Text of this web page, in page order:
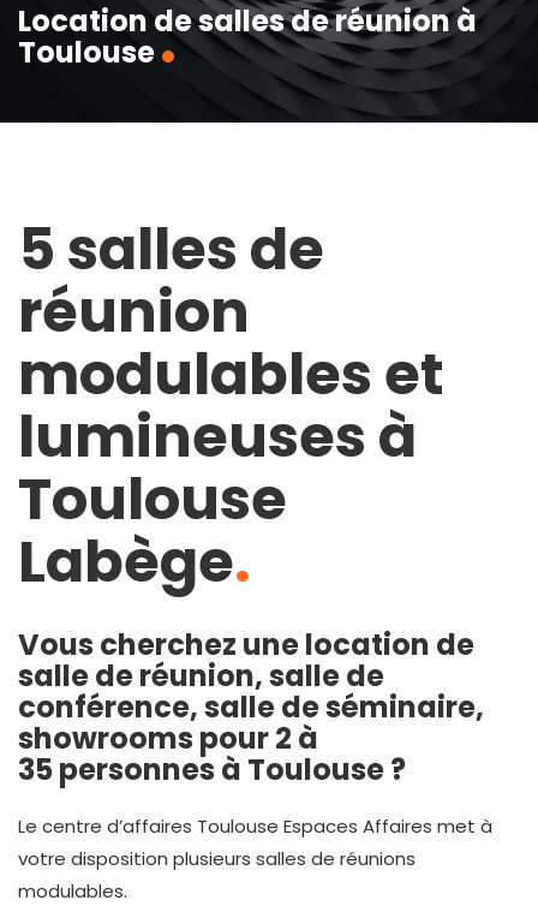
Location de salles de réunion à
Toulouse
5 salles de
réunion
modulables et
lumineuses à
Toulouse
Labège.
Vous cherchez une location de
salle de réunion, salle de
conférence, salle de séminaire,
showrooms pour 2 à
35 personnes à Toulouse ?
Le centre d’affaires Toulouse Espaces Affaires met à
votre disposition plusieurs salles de réunions
modulables.